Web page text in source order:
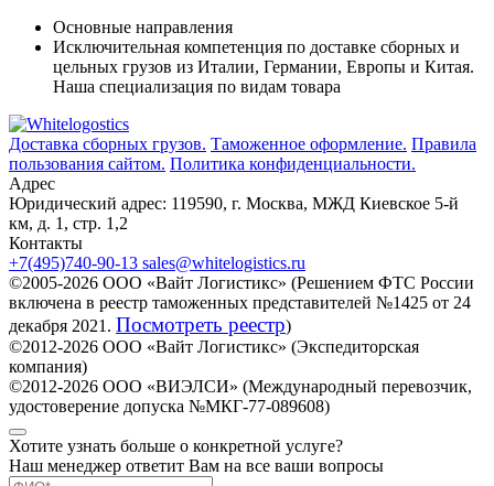
Основные направления
Исключительная компетенция по доставке сборных и
цельных грузов из Италии, Германии, Европы и Китая.
Наша специализация по видам товара
Доставка сборных грузов. Таможенное оформление. Правила
пользования сайтом. Политика конфиденциальности.
Адрес
Юридический адрес: 119590, г. Москва, МЖД Киевское 5-й
км, д. 1, стр. 1,2
Контакты
+7(495)740-90-13 sales@whitelogistics.ru
©2005-2026 ООО «Вайт Логистикс» (Решением ФТС России
включена в реестр таможенных представителей №1425 от 24
декабря 2021. Посмотреть реестр)
©2012-2026 ООО «Вайт Логистикс» (Экспедиторская
компания)
©2012-2026 ООО «ВИЭЛСИ» (Международный перевозчик,
удостоверение допуска №МКГ-77-089608)
Хотите узнать больше о конкретной услуге?
Наш менеджер ответит Вам на все ваши вопросы